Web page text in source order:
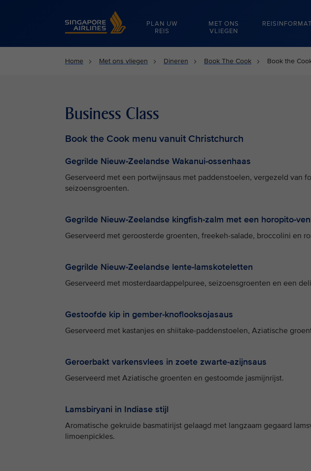
Singapore Airlines Home
PLAN UW
REIS
MET ONS
VLIEGEN
Home Met ons vliegen Dineren Book The Cook Book the
Business Class
Book the Cook menu vanuit Christchurch
Gegrilde Nieuw-Zeelandse Wakanui-ossenhaas
Geserveerd met een portwijnsaus met paddenstoelen, vergezeld van
seizoensgroenten.
Gegrilde Nieuw-Zeelandse kingfish-zalm met een horopito-
Geserveerd met geroosterde groenten, freekeh-salade, broccolini en
Gegrilde Nieuw-Zeelandse lente-lamskoteletten
Geserveerd met mosterdaardappelpuree, seizoensgroenten en een
Gestoofde kip in gember-knoflooksojasaus
Geserveerd met kastanjes en shiitake-paddenstoelen, Aziatische
Geroerbakt varkensvlees in zoete zwarte-azijnsaus
Geserveerd met Aziatische groenten en gestoomde jasmijnrijst.
Lamsbiryani in Indiase stijl
Aromatische gekruide basmatirijst gelaagd met langzaam gegaard
limoenpickles.